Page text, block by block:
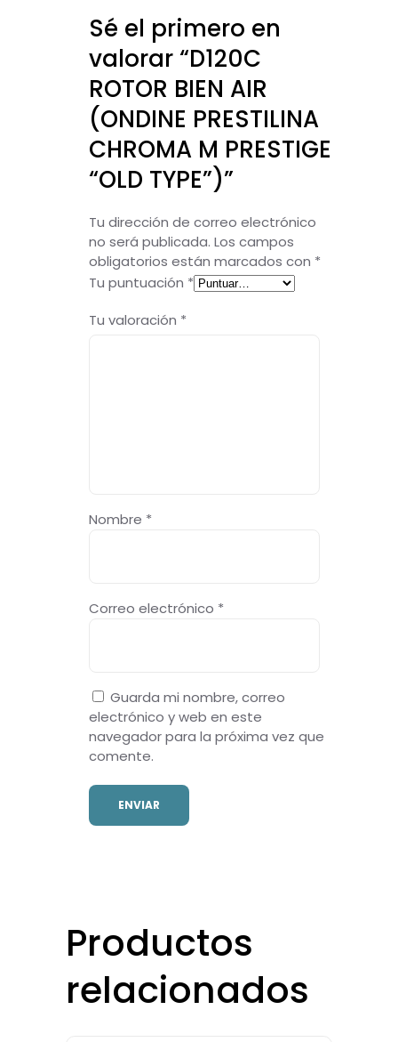
Sé el primero en
valorar “D120C
ROTOR BIEN AIR
(ONDINE PRESTILINA
CHROMA M PRESTIGE
“OLD TYPE”)”
Tu dirección de correo electrónico
no será publicada. Los campos
obligatorios están marcados con *
Tu puntuación *
Tu valoración *
Nombre *
Correo electrónico *
Guarda mi nombre, correo
electrónico y web en este
navegador para la próxima vez que
comente.
Productos
relacionados